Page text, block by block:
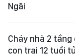
Ngãi
Cháy nhà 2 tầng
con trai 12 tuổi